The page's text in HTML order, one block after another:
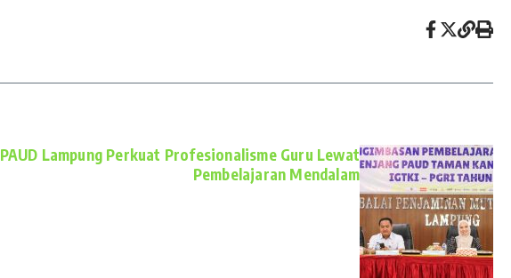
PAUD Lampung Perkuat Profesionalisme Guru Lewat
Pembelajaran Mendalam